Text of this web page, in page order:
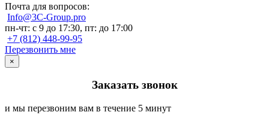
Почта для вопросов:
Info@3C-Group.pro
пн-чт: с 9 до 17:30, пт: до 17:00
+7 (812) 448-99-95
Перезвонить мне
×
Заказать звонок
и мы перезвоним вам в течение 5 минут